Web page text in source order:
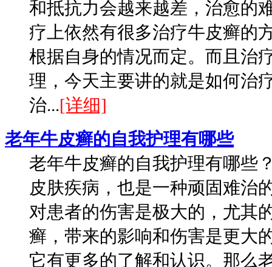
和抵抗力会越来越差，治愈的
疗上依然有很多治疗牛皮癣的
根据自身的情况而定。而且治
理，今天主要讲的就是如何治
治...[详细]
老年牛皮癣的自我护理有哪些
老年牛皮癣的自我护理有哪些
皮肤疾病，也是一种顽固难治
对患者的伤害是极大的，尤其
癣，带来的影响和伤害是更大
它有更多的了解和认识。那么